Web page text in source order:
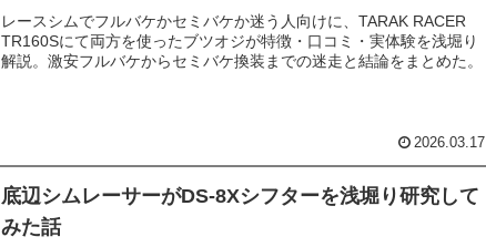
レースシムでフルバケかセミバケか迷う人向けに、TARAK RACER
TR160Sにて両方を使ったブツオジが特徴・口コミ・実体験を浅堀り
解説。激安フルバケからセミバケ換装までの迷走と結論をまとめた。
2026.03.17
底辺シムレーサーがDS-8Xシフターを浅堀り研究して
みた話